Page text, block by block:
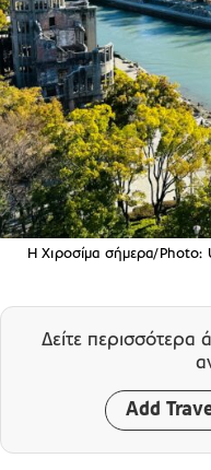
Η Χιροσίμα σήμερα/Photo:
Δείτε περισσότερα
Add